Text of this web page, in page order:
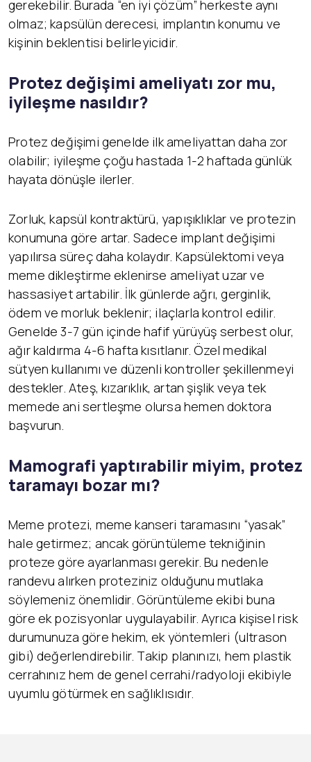
gerekebilir. Burada “en iyi çözüm” herkeste aynı
olmaz; kapsülün derecesi, implantın konumu ve
kişinin beklentisi belirleyicidir.
Protez değişimi ameliyatı zor mu,
iyileşme nasıldır?
Protez değişimi genelde ilk ameliyattan daha zor
olabilir; iyileşme çoğu hastada 1-2 haftada günlük
hayata dönüşle ilerler.
Zorluk, kapsül kontraktürü, yapışıklıklar ve protezin
konumuna göre artar. Sadece implant değişimi
yapılırsa süreç daha kolaydır. Kapsülektomi veya
meme dikleştirme eklenirse ameliyat uzar ve
hassasiyet artabilir. İlk günlerde ağrı, gerginlik,
ödem ve morluk beklenir; ilaçlarla kontrol edilir.
Genelde 3-7 gün içinde hafif yürüyüş serbest olur,
ağır kaldırma 4-6 hafta kısıtlanır. Özel medikal
sütyen kullanımı ve düzenli kontroller şekillenmeyi
destekler. Ateş, kızarıklık, artan şişlik veya tek
memede ani sertleşme olursa hemen doktora
başvurun.
Mamografi yaptırabilir miyim, protez
taramayı bozar mı?
Meme protezi, meme kanseri taramasını “yasak”
hale getirmez; ancak görüntüleme tekniğinin
proteze göre ayarlanması gerekir. Bu nedenle
randevu alırken proteziniz olduğunu mutlaka
söylemeniz önemlidir. Görüntüleme ekibi buna
göre ek pozisyonlar uygulayabilir. Ayrıca kişisel risk
durumunuza göre hekim, ek yöntemleri (ultrason
gibi) değerlendirebilir. Takip planınızı, hem plastik
cerrahınız hem de genel cerrahi/radyoloji ekibiyle
uyumlu götürmek en sağlıklısıdır.